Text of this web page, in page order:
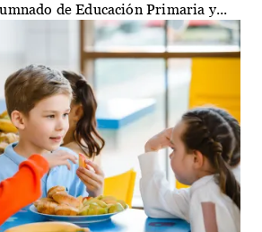
de Educación Primaria y...